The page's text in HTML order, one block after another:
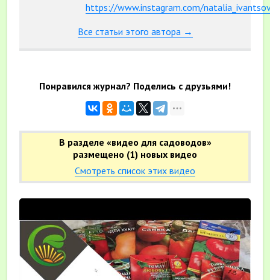
https://www.instagram.com/
Все статьи этого автора →
Понравился журнал? Поделись с друзьями!
В разделе «видео для садоводов»
размещено (1) новых видео
Смотреть список этих видео